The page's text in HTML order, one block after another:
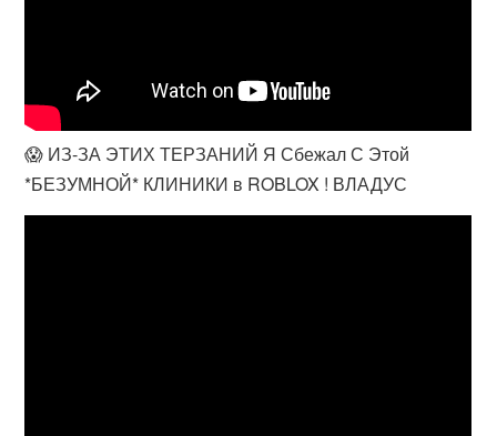
😱 ИЗ-ЗА ЭТИХ ТЕРЗАНИЙ Я Сбежал С Этой
*БЕЗУМНОЙ* КЛИНИКИ в ROBLOX ! ВЛАДУС